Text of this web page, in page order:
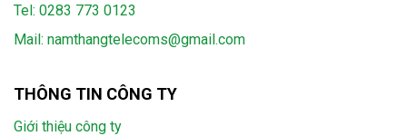
Tel: 0283 773 0123
Mail: namthangtelecoms@gmail.com
THÔNG TIN CÔNG TY
Giới thiệu công ty